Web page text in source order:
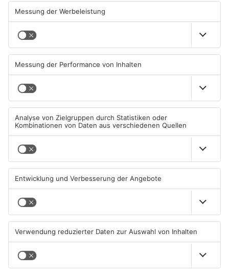
Fußball: Viktoria
Aschaffenburg verliert
gegen TSV-Aubstadt
Sportergebnisse: TV
Großwallstadt gewinnt den
Untermain-Cup
TOPNEWS
Sport: Viktoria mit
Traumstart – Alzenau und
Offenbach verlieren
02.08.2026, 08:29 UHR IN SPORT
Saisonstart für Viktoria
Aschaffenburg und Bayern
Alzenau
01.08.2026, 08:40 UHR IN SPORT